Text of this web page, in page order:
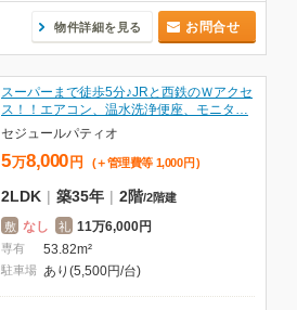
物件詳細を見る お問合せ
スーパーまで徒歩5分♪JRと西鉄のＷアクセ
ス！！エアコン、温水洗浄便座、モニタ…
セジュールパティオ
5万8,000 円 (＋管理費等 1,000 円 )
2LDK | 築35年 | 2階/2階建
敷 なし 礼 11万6,000円
専有 53.82m²
駐車場 あり(5,500円/台)